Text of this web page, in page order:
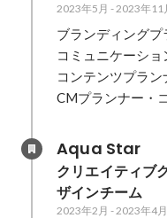
2023年5月 -2023年11
ブランディングプ
コミュニケーシ
コンテンツプラン
CMプランナー・
Aqua Star
クリエイティブ
ザインチーム
2023年2月 -2023年4月